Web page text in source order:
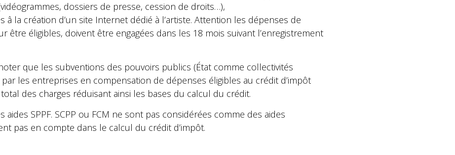
dossiers de presse, cession de droits…),
â la création d’un site Internet dédié à l’artiste. Attention les dépenses de
être éligibles, doivent être engagées dans les 18 mois suivant l’enregistrement
que les subventions des pouvoirs publics (État comme collectivités
les entreprises en compensation de dépenses éligibles au crédit d’impôt
des charges réduisant ainsi les bases du calcul du crédit.
aides SPPF. SCPP ou FCM ne sont pas considérées comme des aides
pas en compte dans le calcul du crédit d’impôt.